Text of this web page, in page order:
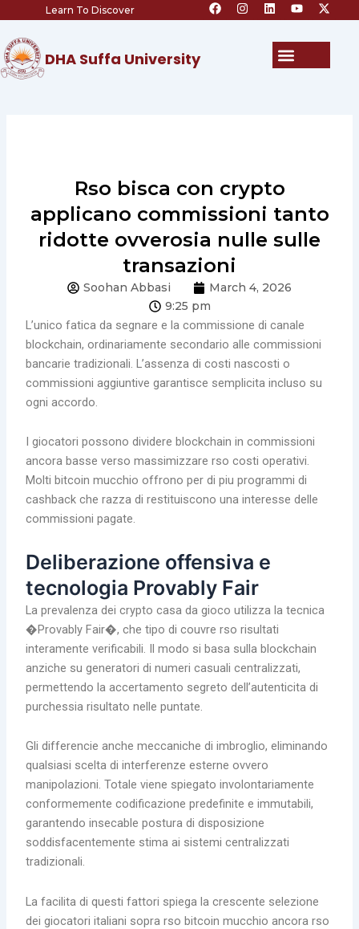
content
Learn To Discover a
c
n
s
i
n
o
u
e
-
t
t
DHA Suffa University Menu
Rso bisca con crypto
applicano commissioni tanto
ridotte ovverosia nulle sulle
transazioni
Soohan Abbasi
March 4, 2026
9:25 pm
L’unico fatica da segnare e la commissione di canale
blockchain, ordinariamente secondario alle commissioni
bancarie tradizionali. L’assenza di costi nascosti o
commissioni aggiuntive garantisce semplicita incluso su
ogni accordo.
I giocatori possono dividere blockchain in commissioni
ancora basse verso massimizzare rso costi operativi.
Molti bitcoin mucchio offrono per di piu programmi di
cashback che razza di restituiscono una interesse delle
commissioni pagate.
Deliberazione offensiva e
tecnologia Provably Fair
La prevalenza dei crypto casa da gioco utilizza la tecnica
�Provably Fair�, che tipo di couvre rso risultati
interamente verificabili. Il modo si basa sulla blockchain
anziche su generatori di numeri casuali centralizzati,
permettendo la accertamento segreto dell’autenticita di
purchessia risultato nelle puntate.
Gli differencie anche meccaniche di imbroglio, eliminando
qualsiasi scelta di interferenze esterne ovvero
manipolazioni. Totale viene spiegato involontariamente
conformemente codificazione predefinite e immutabili,
garantendo insecable postura di disposizione
soddisfacentemente stima ai sistemi centralizzati
tradizionali.
La facilita di questi fattori spiega la crescente selezione
dei giocatori italiani sopra rso bitcoin mucchio ancora rso